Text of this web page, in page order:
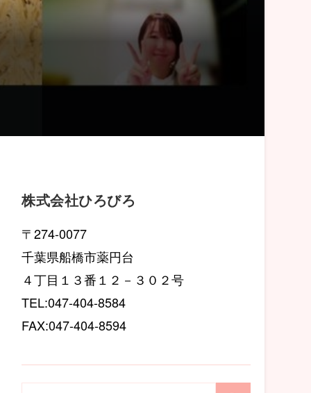
株式会社ひろびろ
〒274-0077
千葉県船橋市薬円台
４丁目１３番１２－３０２号
TEL:047-404-8584
FAX:047-404-8594